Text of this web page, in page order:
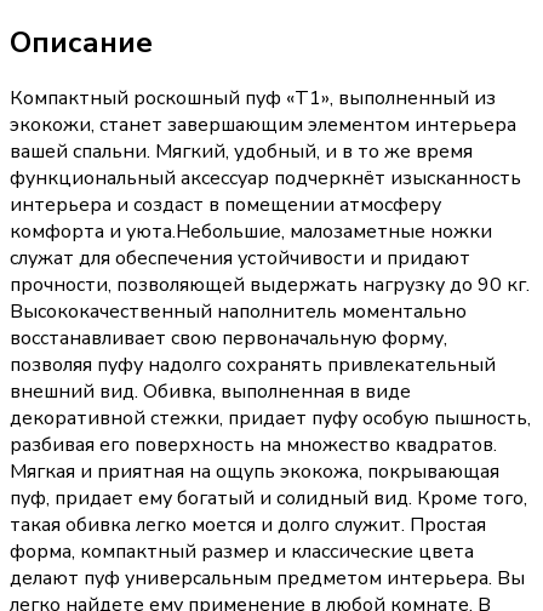
Описание
Компактный роскошный пуф «Т1», выполненный из
экокожи, станет завершающим элементом интерьера
вашей спальни. Мягкий, удобный, и в то же время
функциональный аксессуар подчеркнёт изысканность
интерьера и создаст в помещении атмосферу
комфорта и уюта.Небольшие, малозаметные ножки
служат для обеспечения устойчивости и придают
прочности, позволяющей выдержать нагрузку до 90 кг.
Высококачественный наполнитель моментально
восстанавливает свою первоначальную форму,
позволяя пуфу надолго сохранять привлекательный
внешний вид. Обивка, выполненная в виде
декоративной стежки, придает пуфу особую пышность,
разбивая его поверхность на множество квадратов.
Мягкая и приятная на ощупь экокожа, покрывающая
пуф, придает ему богатый и солидный вид. Кроме того,
такая обивка легко моется и долго служит. Простая
форма, компактный размер и классические цвета
делают пуф универсальным предметом интерьера. Вы
легко найдете ему применение в любой комнате. В